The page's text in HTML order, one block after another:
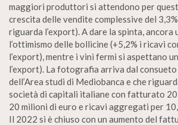
maggiori produttori si attendono per
crescita delle vendite complessive del
riguarda l’export). A dare la spinta, ancora
l’ottimismo delle bollicine (+5,2% i ricavi
l’export), mentre i vini fermi si aspettano
l’export). La fotografia arriva dal
dell’Area studi di Mediobanca e che
società di capitali italiane con fatturato
20 milioni di euro e ricavi aggregati per
Il 2022 si è chiuso con un aumento del